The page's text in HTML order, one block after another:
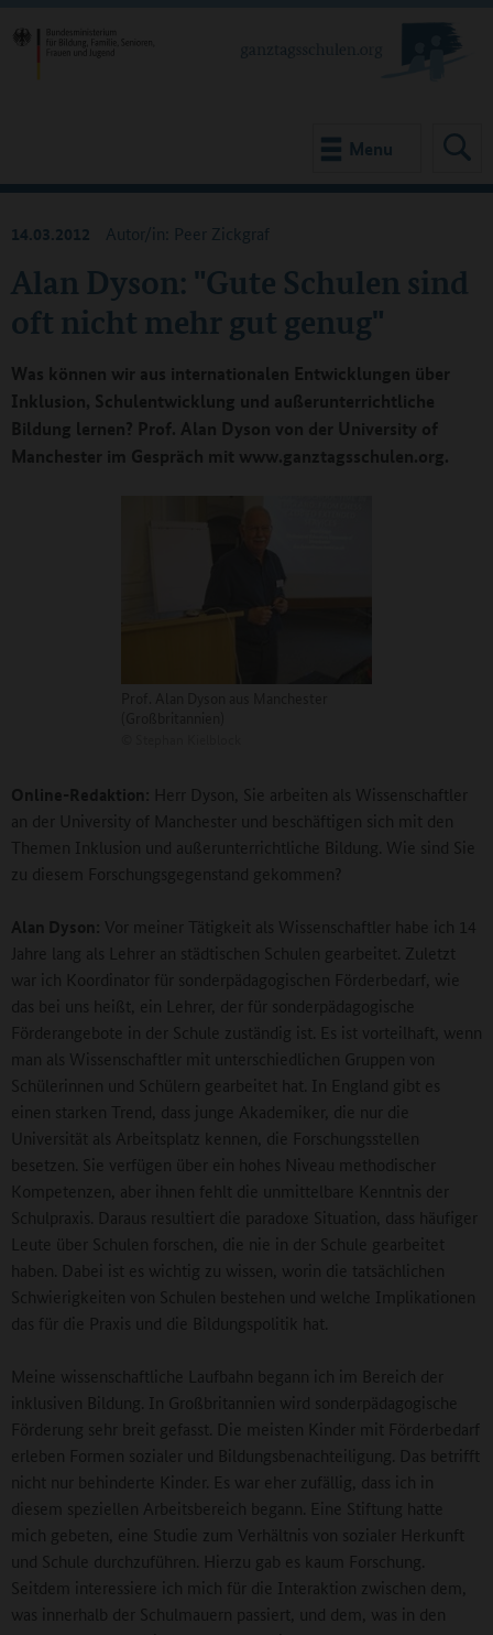
Menu
Alan Dyson: "Gute Schulen sind
oft nicht mehr gut genug"
14.03.2012 Autor/in: Peer Zickgraf
Was können wir aus internationalen Entwicklungen über
Inklusion, Schulentwicklung und außerunterrichtliche
Bildung lernen? Prof. Alan Dyson von der University of
Manchester im Gespräch mit www.ganztagsschulen.org.
Online-Redaktion: Herr Dyson, Sie arbeiten als Wissenschaftler
an der University of Manchester und beschäftigen sich mit den
Themen Inklusion und außerunterrichtliche Bildung. Wie sind Sie
zu diesem Forschungsgegenstand gekommen?
Alan Dyson: Vor meiner Tätigkeit als Wissenschaftler habe ich 14
Jahre lang als Lehrer an städtischen Schulen gearbeitet. Zuletzt
war ich Koordinator für sonderpädagogischen Förderbedarf, wie
das bei uns heißt, ein Lehrer, der für sonderpädagogische
Förderangebote in der Schule zuständig ist. Es ist vorteilhaft, wenn
man als Wissenschaftler mit unterschiedlichen Gruppen von
Schülerinnen und Schülern gearbeitet hat. In England gibt es
einen starken Trend, dass junge Akademiker, die nur die
Universität als Arbeitsplatz kennen, die Forschungsstellen
besetzen. Sie verfügen über ein hohes Niveau methodischer
Kompetenzen, aber ihnen fehlt die unmittelbare Kenntnis der
Schulpraxis. Daraus resultiert die paradoxe Situation, dass häufiger
Leute über Schulen forschen, die nie in der Schule gearbeitet
haben. Dabei ist es wichtig zu wissen, worin die tatsächlichen
Schwierigkeiten von Schulen bestehen und welche Implikationen
das für die Praxis und die Bildungspolitik hat.
Meine wissenschaftliche Laufbahn begann ich im Bereich der
inklusiven Bildung. In Großbritannien wird sonderpädagogische
Förderung sehr breit gefasst. Die meisten Kinder mit Förderbedarf
erleben Formen sozialer und Bildungsbenachteiligung. Das betrifft
nicht nur behinderte Kinder. Es war eher zufällig, dass ich in
diesem speziellen Arbeitsbereich begann. Eine Stiftung hatte
mich gebeten, eine Studie zum Verhältnis von sozialer Herkunft
und Schule durchzuführen. Hierzu gab es kaum Forschung.
Seitdem interessiere ich mich für die Interaktion zwischen dem,
was innerhalb der Schulmauern passiert, und dem, was in den